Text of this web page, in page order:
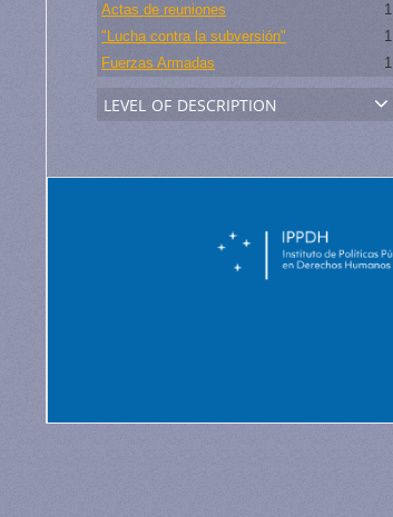
Actas de reuniones
1
"Lucha contra la subversión"
1
Fuerzas Armadas
1
level of description